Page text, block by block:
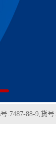
:7487-88-9,货